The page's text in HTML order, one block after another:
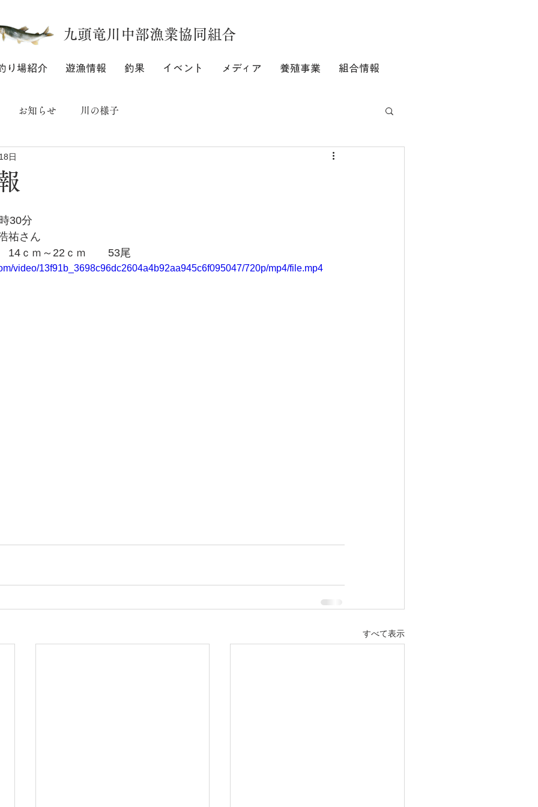
九頭竜川中部漁業協同組合
り場紹介 遊漁情報 釣果 イベント メディア 養殖事業 組合情報
お知らせ 川の様子
日
30分
祐さん
14ｃｍ～22ｃｍ　　53尾
video/13f91b_3698c96dc2604a4b92aa945c6f095047/720p/mp4/file.mp4
すべて表示